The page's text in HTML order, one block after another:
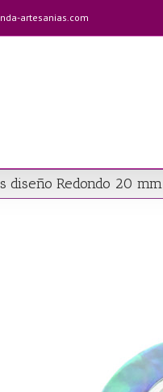
artesanias.com
diseño Redondo 20 mm